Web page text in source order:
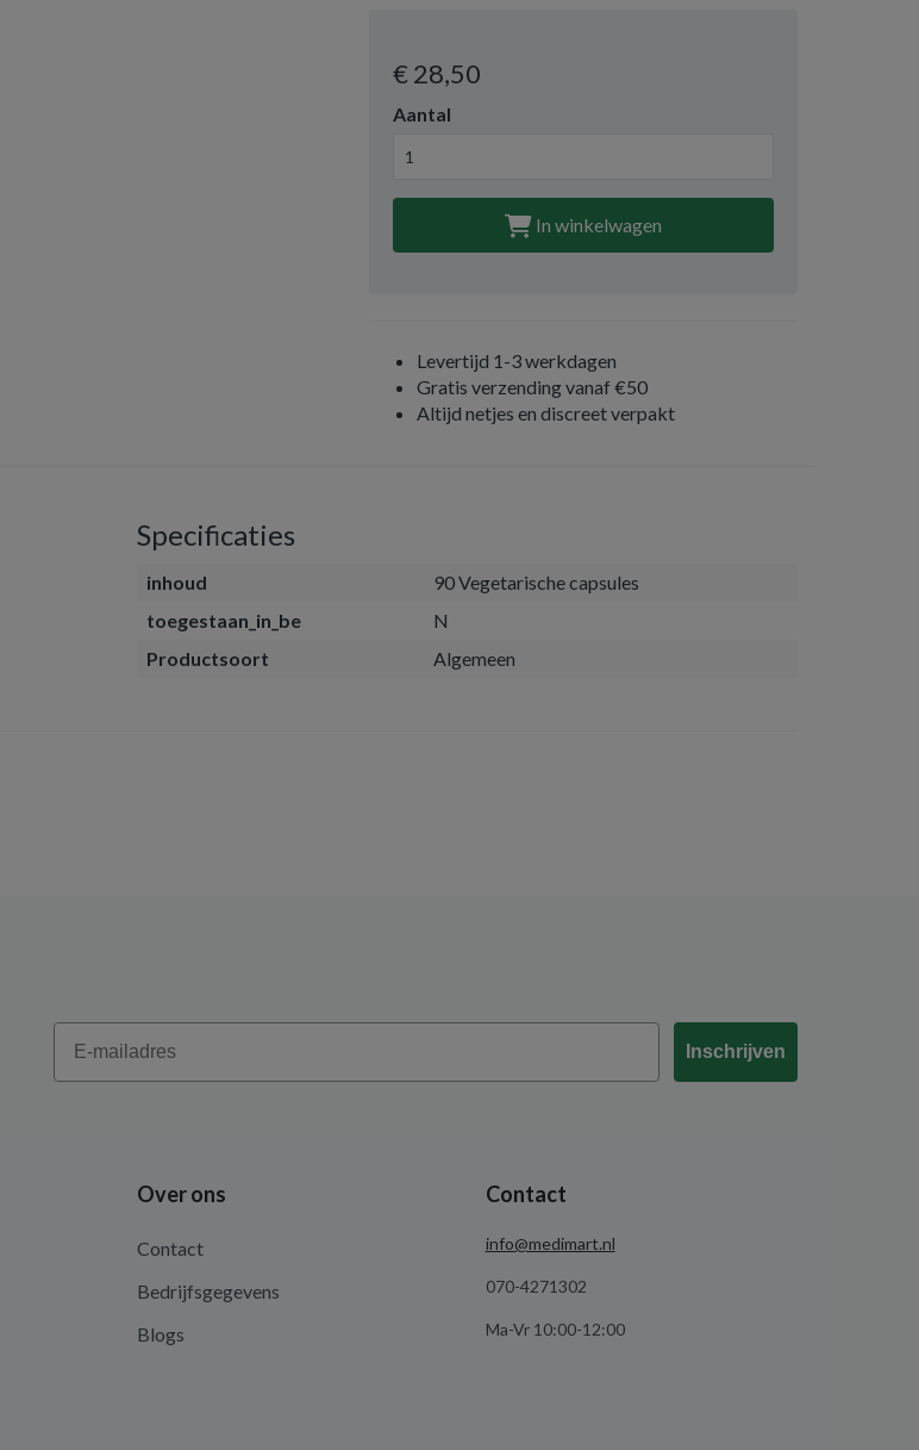
€ 28,50
Aantal
In winkelwagen
Levertijd 1-3 werkdagen
Gratis verzending vanaf €50
Altijd netjes en discreet verpakt
Specificaties
inhoud
90 Vegetarische capsules
toegestaan_in_be
N
Productsoort
Algemeen
Email
Inschrijven
Over ons
Contact
Bedrijfsgegevens
Blogs
Contact
info@medimart.nl
070-4271302
Ma-Vr 10:00-12:00